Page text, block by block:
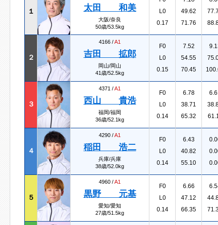
１ 太田 和美
大阪/奈良
50歳/53.5kg
L0
0.17
49.62
71.76
２
4166 /A1
吉田 拡郎
岡山/岡山
41歳/52.5kg
F0
L0
0.15
7.52
54.55
70.45
３
4371 /A1
西山 貴浩
福岡/福岡
36歳/52.1kg
F0
L0
0.14
6.78
38.71
65.32
４
4290 /A1
稲田 浩二
兵庫/兵庫
38歳/52.0kg
F0
L0
0.14
6.43
40.82
55.10
５
4960 /A1
黒野 元基
愛知/愛知
27歳/51.5kg
F0
L0
0.14
6.66
47.12
66.35